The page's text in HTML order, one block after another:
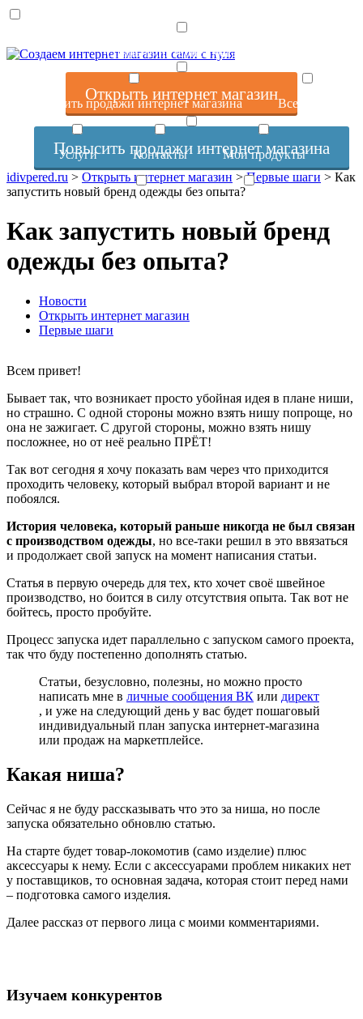
Открыть интернет магазин
Повысить продажи интернет магазина Все статьи
Услуги Контакты Мои продукты
Открыть интернет магазин
Повысить продажи интернет магазина
idivpered.ru > Открыть интернет магазин >Первые шаги > Как
запустить новый бренд одежды без опыта?
Как запустить новый бренд
одежды без опыта?
Новости
Открыть интернет магазин
Первые шаги
Всем привет!
Бывает так, что возникает просто убойная идея в плане ниши,
но страшно. С одной стороны можно взять нишу попроще, но
она не зажигает. С другой стороны, можно взять нишу
посложнее, но от неё реально ПРЁТ!
Так вот сегодня я хочу показать вам через что приходится
проходить человеку, который выбрал второй вариант и не
побоялся.
История человека, который раньше никогда не был связан
с производством одежды, но все-таки решил в это ввязаться
и продолжает свой запуск на момент написания статьи.
Статья в первую очередь для тех, кто хочет своё швейное
производство, но боится в силу отсутствия опыта. Так вот не
бойтесь, просто пробуйте.
Процесс запуска идет параллельно с запуском самого проекта,
так что буду постепенно дополнять статью.
Статьи, безусловно, полезны, но можно просто
написать мне в личные сообщения ВК или директ
, и уже на следующий день у вас будет пошаговый
индивидуальный план запуска интернет-магазина
или продаж на маркетплейсе.
Какая ниша?
Сейчас я не буду рассказывать что это за ниша, но после
запуска обязательно обновлю статью.
На старте будет товар-локомотив (само изделие) плюс
аксессуары к нему. Если с аксессуарами проблем никаких нет
у поставщиков, то основная задача, которая стоит перед нами
– подготовка самого изделия.
Далее рассказ от первого лица с моими комментариями.
Изучаем конкурентов